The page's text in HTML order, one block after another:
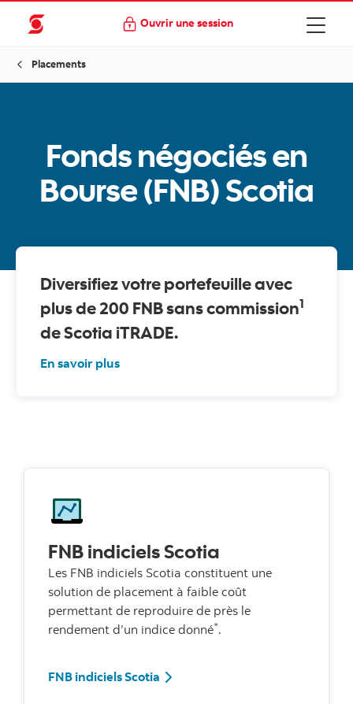
Ouvrir une session
Placements
Fonds négociés en
Bourse (FNB) Scotia
Diversifiez votre portefeuille avec
plus de 200 FNB sans commission1
de Scotia iTRADE.
En savoir plus
FNB indiciels Scotia
Les FNB indiciels Scotia constituent une
solution de placement à faible coût
permettant de reproduire de près le
rendement d’un indice donné*.
FNB indiciels Scotia FNB indiciels Scotia